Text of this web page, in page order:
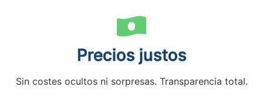
Precios justos
Sin costes ocultos ni sorpresas. Transparencia total.